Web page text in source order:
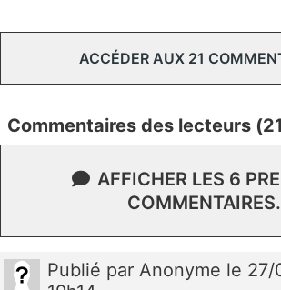
ACCÉDER AUX 21
Commentaires des lecteurs
AFFICHER LES 6
COMMENTAIRES.
Publié par Anonyme le 27/